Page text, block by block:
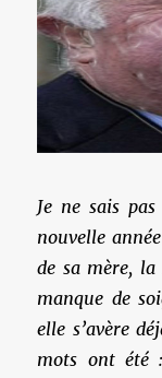
Je ne sais
nouvelle
de sa mère, la
manque de
elle s’avère
mots ont été